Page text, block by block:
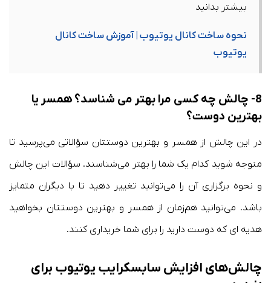
بیشتر بدانید
نحوه ساخت کانال یوتیوب | آموزش ساخت کانال
یوتیوب
8- چالش چه کسی مرا بهتر می شناسد؟ همسر یا
بهترین دوست؟
در این چالش از همسر و بهترین دوستتان سؤالاتی می‌پرسید تا
متوجه شوید کدام یک شما را بهتر می‌شناسند. سؤالات این چالش
و نحوه برگزاری آن را می‌توانید تغییر دهید تا با دیگران متمایز
باشد. می‌توانید هم‌زمان از همسر و بهترین دوستتان بخواهید
هدیه ای که دوست دارید را برای شما خریداری کنند.
چالش‌های افزایش سابسکرایب یوتیوب برای